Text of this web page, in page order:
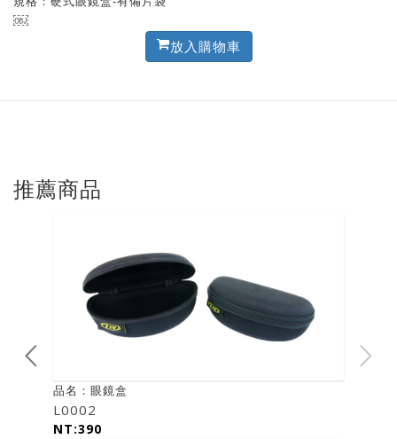
￼
放入購物車
推薦商品
品名：眼鏡盒
L0002
NT:390